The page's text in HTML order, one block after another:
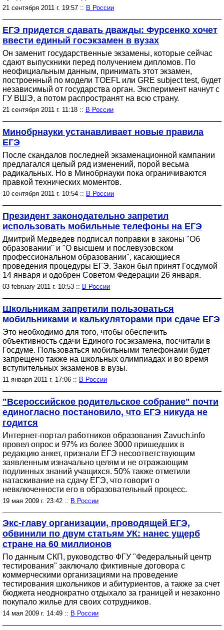
21 сентября 2011 г. 19:57 :: В России
ЕГЭ придется сдавать дважды: Фурсенко хочет
ввести единый госэкзамен в вузах
Он заменит государственные экзамены, которые сейчас
сдают выпускники перед получением дипломов. По
неофициальным данным, принимать этот экзамен,
построенный по модели TOEFL или GRE subject test, будет
независимый от государства орган. Эксперимент начнут с
ГУ ВШЭ, а потом распространят на всю страну.
21 сентября 2011 г. 11:18 :: В России
Минобрнауки устанавливает новые правила
ЕГЭ
После скандалов последней экзаменационной кампании
предлагался целый ряд изменений, порой весьма
радикальных. Но в Минобрнауки пока ограничиваются
правкой технических моментов.
10 сентября 2011 г. 10:54 :: В России
Президент законодательно запретил
использовать мобильные телефоны на ЕГЭ
Дмитрий Медведев подписал поправки в законы "Об
образовании" и "О высшем и послевузовском
профессиональном образовании", касающиеся
проведения процедуры ЕГЭ. Закон был принят Госдумой
14 января и одобрен Советом Федерации 26 января.
03 february 2011 г. 10:53 :: В России
Школьникам запретили пользоваться
мобильниками и калькуляторами при сдаче ЕГЭ
Это необходимо для того, чтобы обеспечить
объективность сдачи Единого госэкзамена, посчитали в
Госдуме. Пользоваться мобильными телефонами будет
запрещено также на школьных олимпиадах и во время
вступительных экзаменов в вузы.
11 января 2011 г. 17:06 :: В России
"Всероссийское родительское собрание" почти
единогласно постановило, что ЕГЭ никуда не
годится
Интернет-портал работников образования Zavuch.info
провел опрос и 97% из более 3000 пришедших в
редакцию анкет, признали ЕГЭ несоответствующим
заявленным изначально целям и не отражающим
подлинных знаний учащихся. 50% также отметили
натаскивание на сдачу ЕГЭ, что говорит о
невключенности его в образовательный процесс.
19 мая 2009 г. 23:42 :: В России
Экс-главу организации, проводящей ЕГЭ,
обвинили по двум статьям УК: нанес ущерб
стране на 60 миллионов
По данным СКП, руководство ФГУ "Федеральный центр
тестирования" заключало фиктивные договора с
коммерческими организациями на проведение
тестирования школьников и абитуриентов, а также за счет
бюджета неоднократно отдыхало за границей и незаконно
покупало жилье для своих сотрудников.
14 мая 2009 г. 14:49 :: В России